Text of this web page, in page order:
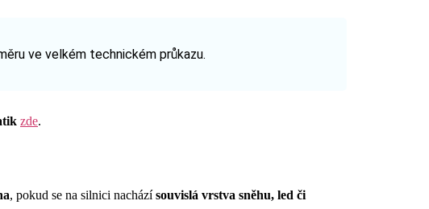
ve velkém technickém průkazu.
zde.
, pokud se na silnici nacházísouvislá vrstva sněhu, led či